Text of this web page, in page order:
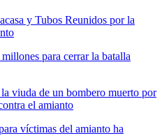
y Tubos Reunidos por la
para cerrar la batalla
viuda de un bombero muerto por
el amianto
víctimas del amianto ha